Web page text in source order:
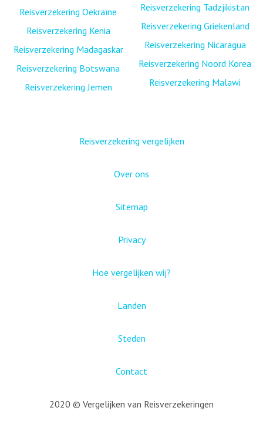
Reisverzekering Oekraïne
Reisverzekering Kenia
Reisverzekering Madagaskar
Reisverzekering Botswana
Reisverzekering Jemen
Reisverzekering Tadzjikistan
Reisverzekering Griekenland
Reisverzekering Nicaragua
Reisverzekering Noord Korea
Reisverzekering Malawi
Reisverzekering vergelijken
Over ons
Sitemap
Privacy
Hoe vergelijken wij?
Landen
Steden
Contact
2020 © Vergelijken van Reisverzekeringen